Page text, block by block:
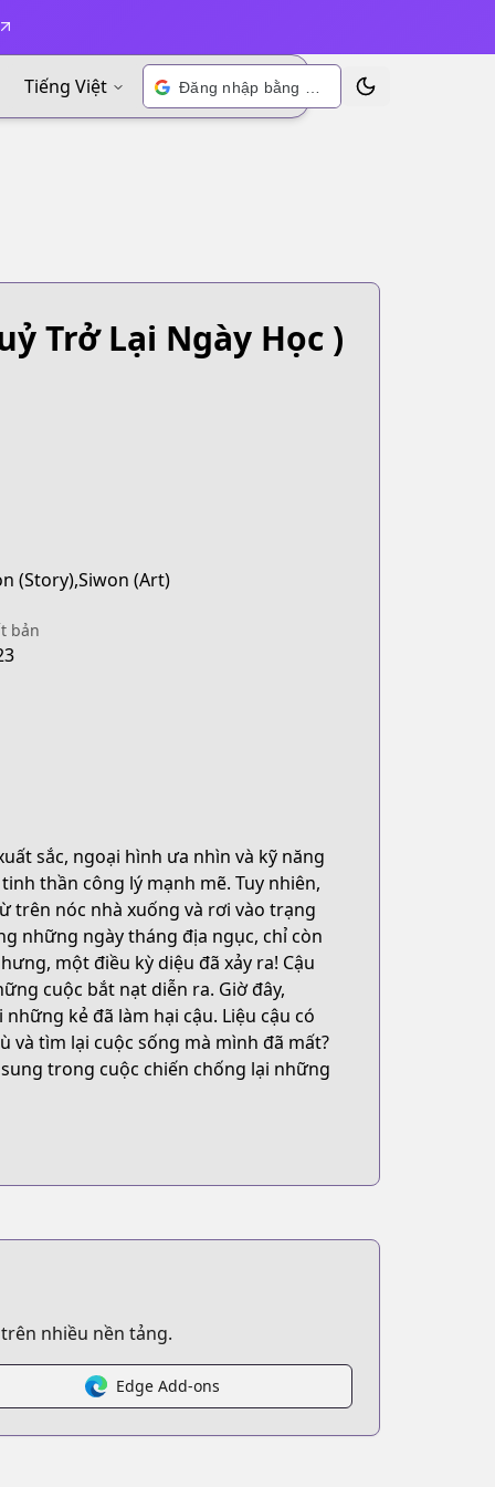
Tiếng Việt Chuyển đổi chủ đề
Trở Lại Ngày Học )
(Story),Siwon (Art)
bản
sắc, ngoại hình ưa nhìn và kỹ năng
thần công lý mạnh mẽ. Tuy nhiên,
trên nóc nhà xuống và rơi vào trạng
những ngày tháng địa ngục, chỉ còn
một điều kỳ diệu đã xảy ra! Cậu
cuộc bắt nạt diễn ra. Giờ đây,
kẻ đã làm hại cậu. Liệu cậu có
tìm lại cuộc sống mà mình đã mất?
trong cuộc chiến chống lại những
nhiều nền tảng.
Edge Add-ons